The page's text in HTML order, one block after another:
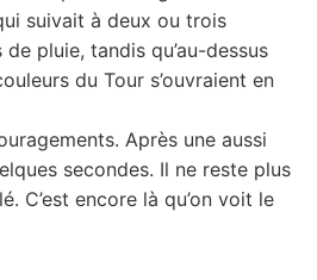
suivait à deux ou trois
pluie, tandis qu’au-dessus
du Tour s’ouvraient en
Après une aussi
secondes. Il ne reste plus
C’est encore là qu’on voit le